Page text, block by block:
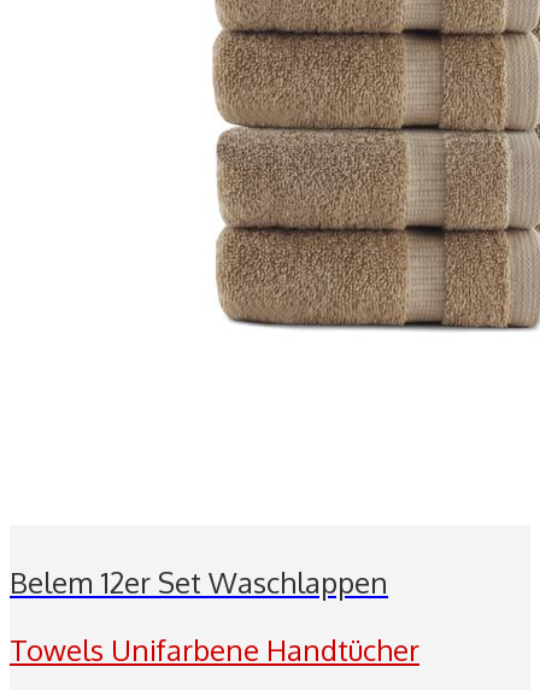
Belem 12er Set Waschlappen
Towels Unifarbene Handtücher